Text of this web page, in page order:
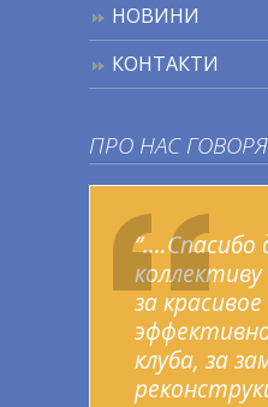
НОВИНИ
КОНТАКТИ
ПРО НАС
“.…Спасибо
коллективу
за
клуба, за